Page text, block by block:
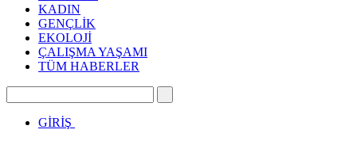
KADIN
GENÇLİK
EKOLOJİ
ÇALIŞMA YAŞAMI
TÜM HABERLER
GİRİŞ